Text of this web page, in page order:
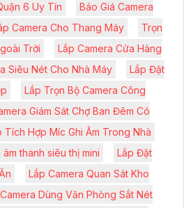
6 Uy Tín
Báo Giá Camera
Camera Cho Thang Máy
Trọn
Trời
Lắp Camera Cửa Hàng
Siêu Nét Cho Nhà Máy
Lắp Đặt
Lắp Trọn Bộ Camera Công
Giám Sát Chợ Ban Đêm Có
Tích Hợp Míc Ghi Âm Trong Nhà
thanh siêu thị mini
Lắp Đặt
Lắp Camera Quan Sát Kho
Camera Dùng Văn Phòng Sắt Nét